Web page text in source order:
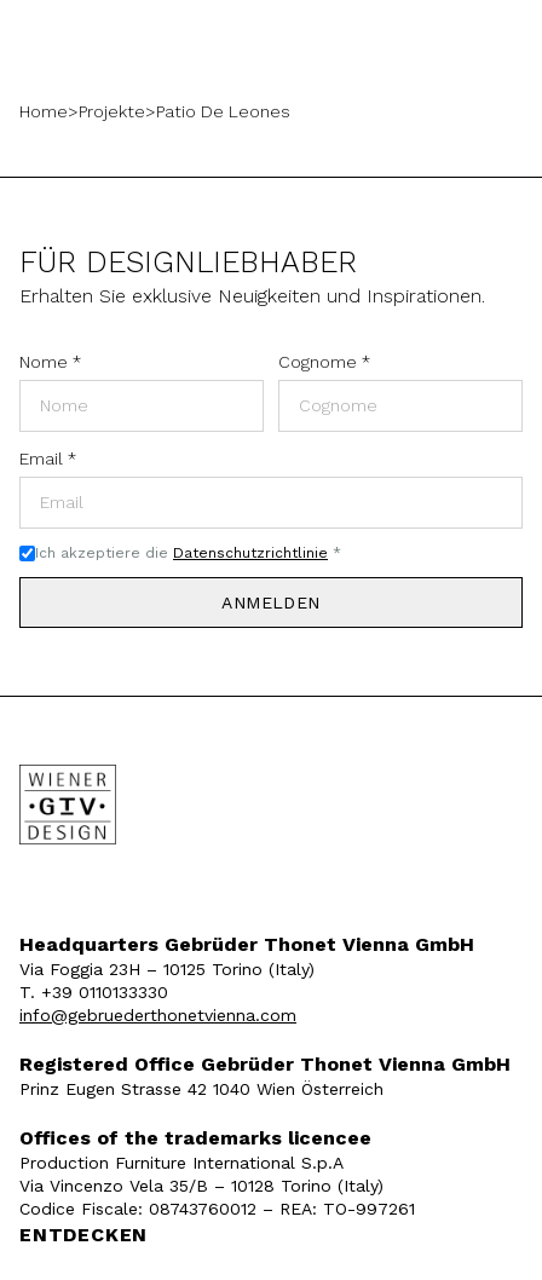
Home>Projekte>Patio De Leones
FÜR DESIGNLIEBHABER
Erhalten Sie exklusive Neuigkeiten und Inspirationen.
Nome * Cognome *
Email *
Ich akzeptiere die Datenschutzrichtlinie *
ANMELDEN
Headquarters Gebrüder Thonet Vienna GmbH
Via Foggia 23H – 10125 Torino (Italy)
T. +39 0110133330
info@gebruederthonetvienna.com
Registered Office Gebrüder Thonet Vienna GmbH
Prinz Eugen Strasse 42 1040 Wien Österreich
Offices of the trademarks licencee
Production Furniture International S.p.A
Via Vincenzo Vela 35/B – 10128 Torino (Italy)
Codice Fiscale: 08743760012 – REA: TO-997261
ENTDECKEN